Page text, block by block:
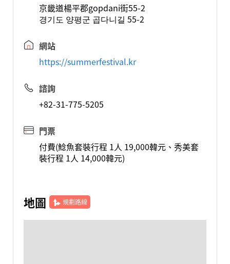
京畿道楊平郡gopdani街55-2
경기도 양평군 곱다니길 55-2
網站
https://summerfestival.kr
諮詢
+82-31-775-5205
門票
付費(鯰魚套裝行程 1人 19,000韓元、秀美套
裝行程 1人 14,000韓元)
地圖 規劃路線